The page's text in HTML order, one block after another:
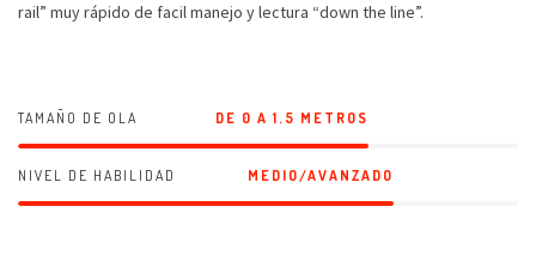
rail” muy rápido de facil manejo y lectura “down the line”.
TAMAÑO DE OLA DE 0 A 1.5 METROS
NIVEL DE HABILIDAD MEDIO/AVANZADO